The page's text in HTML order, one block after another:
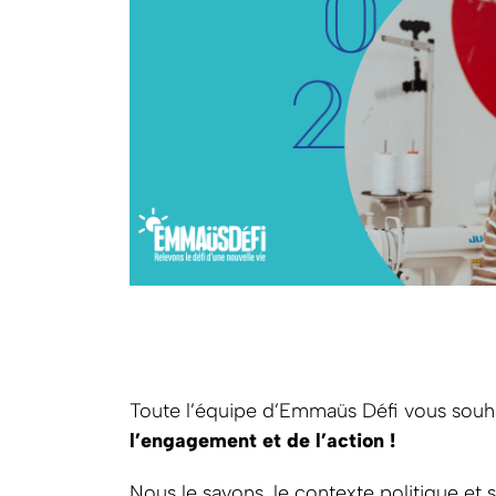
Toute l’équipe d’Emmaüs Défi vous
l’engagement et de l’action !